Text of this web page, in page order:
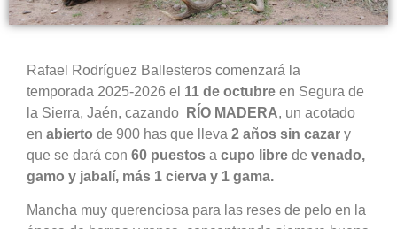
Rafael Rodríguez Ballesteros comenzará la
temporada 2025-2026 el 11 de octubre en Segura de
la Sierra, Jaén, cazando
RÍO MADERA, un acotado
en abierto de 900 has que lleva 2 años sin cazar y
que se dará con 60 puestos a cupo libre de venado,
gamo y jabalí, más 1 cierva y 1 gama.
Mancha muy querenciosa para las reses de pelo en la